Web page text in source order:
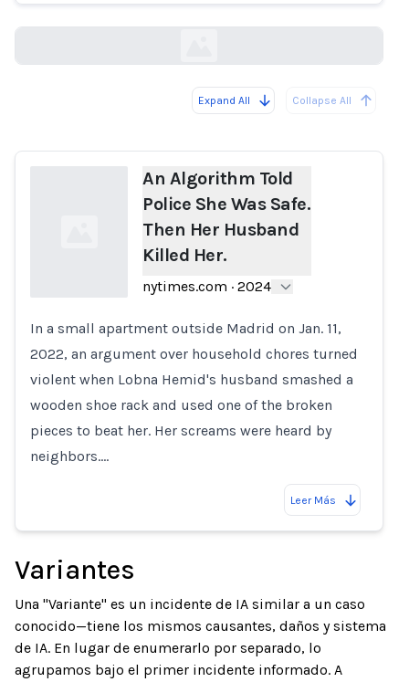
Expand All Collapse All
Loading...
An Algorithm Told
Police She Was Safe.
Then Her Husband
Killed Her.
nytimes.com · 2024
In a small apartment outside Madrid on Jan. 11,
2022, an argument over household chores turned
violent when Lobna Hemid's husband smashed a
wooden shoe rack and used one of the broken
pieces to beat her. Her screams were heard by
neighbors.…
Leer Más
Variantes
Una "Variante" es un incidente de IA similar a un caso
conocido—tiene los mismos causantes, daños y sistema
de IA. En lugar de enumerarlo por separado, lo
agrupamos bajo el primer incidente informado. A